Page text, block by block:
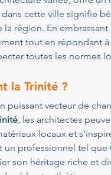
dans cette ville signifie
région. En
tout en répondant
toutes les normes
la Trinité ?
puissant vecteur de
, les architectes
locaux et
un professionnel tel que
son héritage riche et